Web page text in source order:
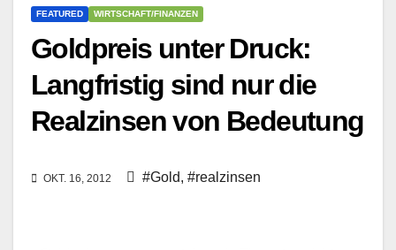
FEATURED WIRTSCHAFT/FINANZEN
Goldpreis unter Druck:
Langfristig sind nur die
Realzinsen von Bedeutung
OKT. 16, 2012 #Gold, #realzinsen